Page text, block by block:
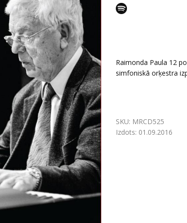
Raimonda Paula 12
simfoniskā orķestra
SKU: MRCD525
Izdots: 01.09.2016